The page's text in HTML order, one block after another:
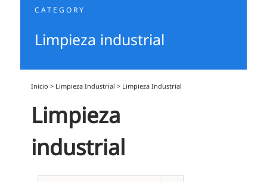
CATEGORY
Limpieza industrial
Inicio > Limpieza Industrial > Limpieza Industrial
Limpieza
industrial